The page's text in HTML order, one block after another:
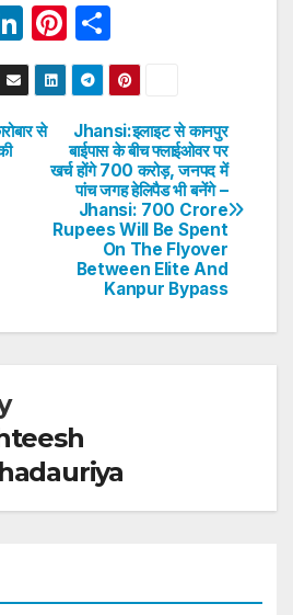
Li
n
k
e
dI
Pi
nt
er
e
st
h
ar
e
Jhansi:इलाइट से कानपुर
बाईपास के बीच फ्लाईओवर पर
खर्च होंगे 700 करोड़, जनपद में
पांच जगह हेलिपैड भी बनेंगे –
Jhansi: 700 Crore
Rupees Will Be Spent
On The Flyover
Between Elite And
Kanpur Bypass
से